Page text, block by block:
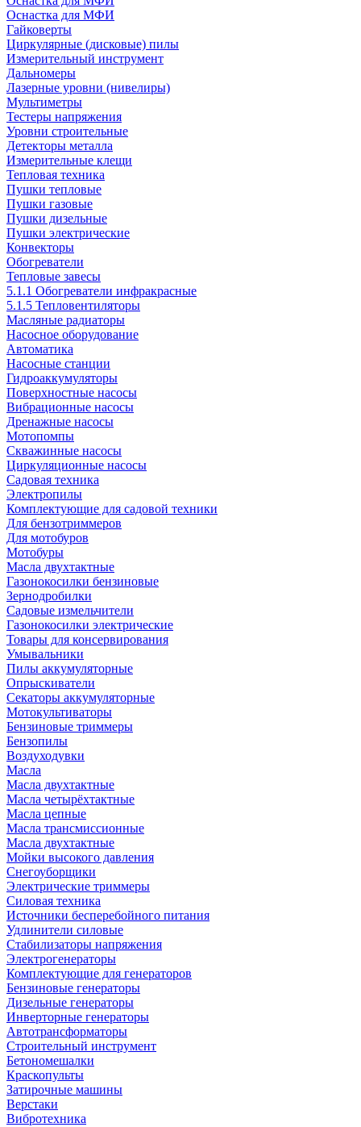
Оснастка для МФИ
Гайковерты
Циркулярные (дисковые) пилы
Измерительный инструмент
Дальномеры
Лазерные уровни (нивелиры)
Мультиметры
Тестеры напряжения
Уровни строительные
Детекторы металла
Измерительные клещи
Тепловая техника
Пушки тепловые
Пушки газовые
Пушки дизельные
Пушки электрические
Конвекторы
Обогреватели
Тепловые завесы
5.1.1 Обогреватели инфракрасные
5.1.5 Тепловентиляторы
Масляные радиаторы
Насосное оборудование
Автоматика
Насосные станции
Гидроаккумуляторы
Поверхностные насосы
Вибрационные насосы
Дренажные насосы
Мотопомпы
Скважинные насосы
Циркуляционные насосы
Садовая техника
Электропилы
Комплектующие для садовой техники
Для бензотриммеров
Для мотобуров
Мотобуры
Масла двухтактные
Газонокосилки бензиновые
Зернодробилки
Садовые измельчители
Газонокосилки электрические
Товары для консервирования
Умывальники
Пилы аккумуляторные
Опрыскиватели
Секаторы аккумуляторные
Мотокультиваторы
Бензиновые триммеры
Бензопилы
Воздуходувки
Масла
Масла двухтактные
Масла четырёхтактные
Масла цепные
Масла трансмиссионные
Масла двухтактные
Мойки высокого давления
Снегоуборщики
Электрические триммеры
Силовая техника
Источники бесперебойного питания
Удлинители силовые
Стабилизаторы напряжения
Электрогенераторы
Комплектующие для генераторов
Бензиновые генераторы
Дизельные генераторы
Инверторные генераторы
Автотрансформаторы
Строительный инструмент
Бетономешалки
Краскопульты
Затирочные машины
Верстаки
Вибротехника